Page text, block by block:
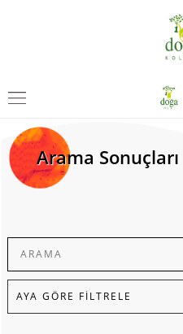
Arama Sonuçları